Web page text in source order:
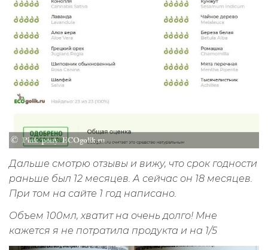
Дальше смотрю отзывы и вижу, что срок годности
раньше был 12 месяцев. А сейчас он 18 месяцев.
При том на сайте 1 год написано.
Объем 100мл, хватит на очень долго! Мне
кажется я не потратила продукта и на 1/5